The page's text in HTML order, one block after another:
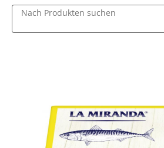
Nach Produkten suchen